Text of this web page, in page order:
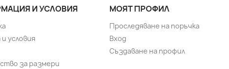
И УСЛОВИЯ
условия
за размери
МОЯТ ПРОФИЛ
Проследяване на поръчка
Вход
Създаване на профил